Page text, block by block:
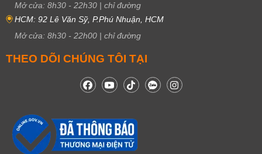
Mở cửa: 8h30 - 22h30 | chỉ đường
HCM: 92 Lê Văn Sỹ, P.Phú Nhuận, HCM
Mở cửa: 8h30 - 22h00 | chỉ đường
THEO DÕI CHÚNG TÔI TẠI